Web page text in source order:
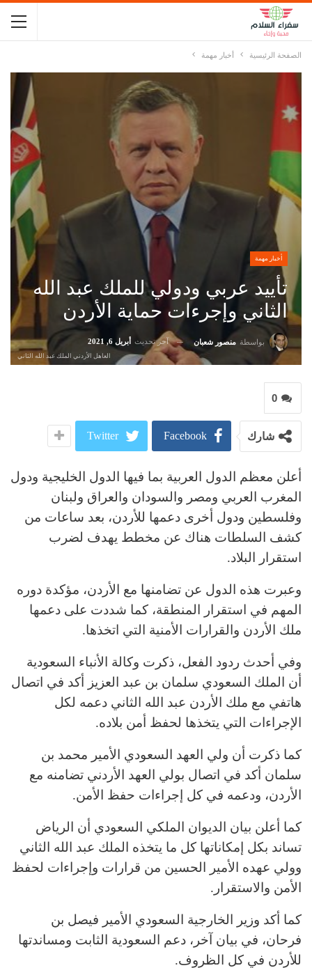
الصفحة الرئيسية أخبار مهمة
أخبار مهمة
تأييد عربي ودولي للملك عبد الله
الثاني وإجرءات حماية الأردن
بواسطة منصور شعبان آخر تحديث أبريل 6, 2021
العاهل الأردني الملك عبد الله الثاني
0
شارك Facebook
Twitter
أعلن معظم الدول العربية بما فيها الدول الخليجية ودول
المغرب العربي ومصر والسودان والعراق ولبنان
وفلسطين ودول أخرى دعمها للأردن، بعد ساعات من
كشف السلطات هناك عن مخطط يهدف لضرب
استقرار البلاد.
وعبرت هذه الدول عن تضامنها مع الأردن، مؤكدة دوره
المهم في استقرار المنطقة، كما شددت على دعمها
ملك الأردن والقرارات الأمنية التي اتخذها.
وفي أحدث ردود الفعل، ذكرت وكالة الأنباء السعودية
أن الملك السعودي سلمان بن عبد العزيز أكد في اتصال
هاتفي مع ملك الأردن عبد الله الثاني دعمه لكل
الإجراءات التي يتخذها لحفظ أمن بلاده.
كما ذكرت أن ولي العهد السعودي الأمير محمد بن
سلمان أكد في اتصال بولي العهد الأردني تضامنه مع
الأردن، ودعمه في كل إجراءات حفظ الأمن.
كما أعلن بيان الديوان الملكي السعودي أن الرياض
تساند بكل إمكاناتها كل ما يتخذه الملك عبد الله الثاني
وولي عهده الأمير الحسين من قرارات وإجراءات لحفظ
الأمن والاستقرار.
كما أكد وزير الخارجية السعودي الأمير فيصل بن
فرحان، في بيان آخر، دعم السعودية الثابت ومساندتها
للأردن في كل الظروف.